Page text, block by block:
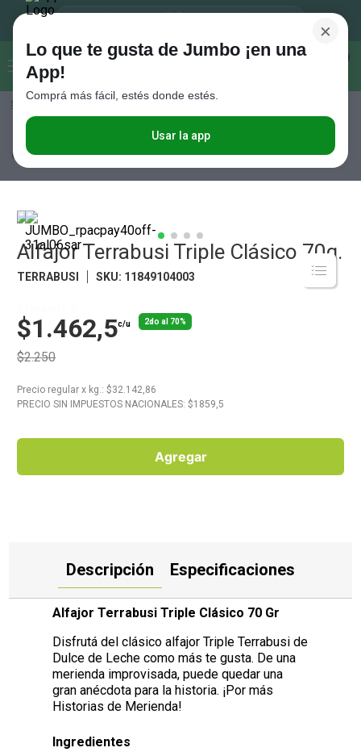
Buscar...
Seleccioná el método de entrega
×
Lo que te gusta de Jumbo ¡en una
App!
Comprá más fácil, estés donde estés.
Usar la app
Golosinas y Chocolates Alfajores
Clásico 70g.
Alfajor Terrabusi Triple Clásico 70g.
TERRABUSI SKU: 11849104003
$1.462,5c/u 2do al 70%
$2.250
Precio regular x kg. : $32.142,86
PRECIO SIN IMPUESTOS NACIONALES: $1859,5
Agregar
Descripción Especificaciones
Alfajor Terrabusi Triple Clásico 70 Gr
Disfrutá del clásico alfajor Triple Terrabusi de
Dulce de Leche como más te gusta. De una
merienda improvisada, puede quedar una
gran anécdota para la historia. ¡Por más
Historias de Merienda!
Ingredientes
Términos más buscados
.
Valijas
Cerveza
Galletitas
Fideos
Juguetes
. Carne